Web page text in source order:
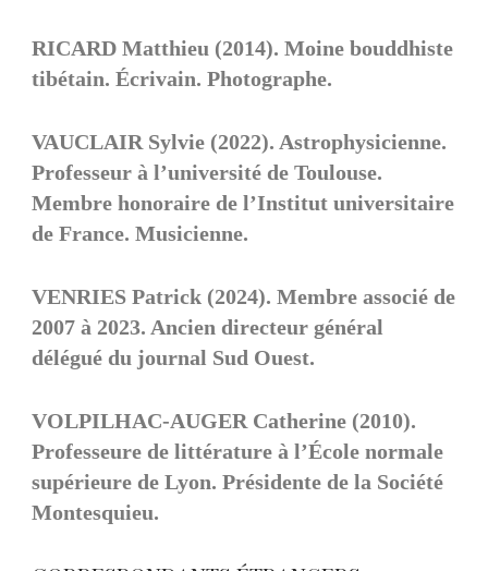
RICARD Matthieu (2014). Moine bouddhiste
tibétain. Écrivain. Photographe.
VAUCLAIR Sylvie (2022). Astrophysicienne.
Professeur à l’université de Toulouse.
Membre honoraire de l’Institut universitaire
de France. Musicienne.
VENRIES Patrick (2024). Membre associé de
2007 à 2023. Ancien directeur général
délégué du journal Sud Ouest.
VOLPILHAC-AUGER Catherine (2010).
Professeure de littérature à l’École normale
supérieure de Lyon. Présidente de la Société
Montesquieu.